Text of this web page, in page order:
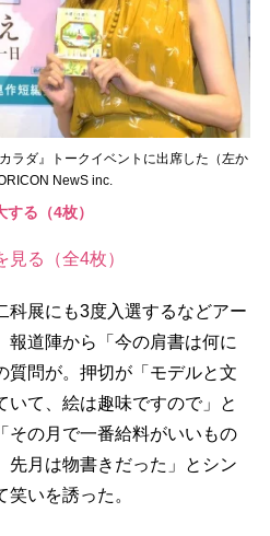
ラダ』トークイベントに出席した（左か
NewS inc.
する（4枚）
見る（全4枚）
展にも3度入選するなどアー
報道陣から「今の肩書は何に
質問が。押切が「モデルと文
いて、絵は趣味ですので」と
その月で一番給料がいいもの
先月は物書きだった」とシン
いを誘った。